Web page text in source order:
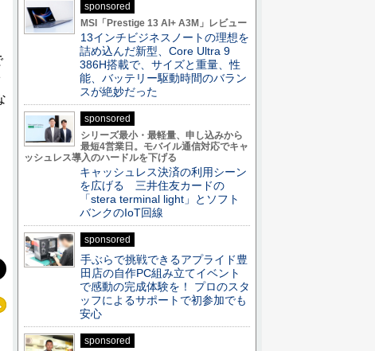
sponsored
MSI「Prestige 13 AI+ A3M」レビュー
13インチビジネスノートの理想を
詰め込んだ新型、Core Ultra 9
386H搭載で、サイズと重量、性
能、バッテリー駆動時間のバラン
スが絶妙だった
sponsored
シリーズ最小・最軽量、申し込みから
最短4営業日。モバイル通信対応でキャ
ッシュレス導入のハードルを下げる
キャッシュレス決済の利用シーン
を広げる 三井住友カードの
「stera terminal light」とソフト
バンクのIoT回線
sponsored
手ぶらで挑戦できるアプライド豊
田店の自作PC組み立てイベント
で感動の完成体験を！ プロのスタ
ッフによるサポートで初参加でも
安心
sponsored